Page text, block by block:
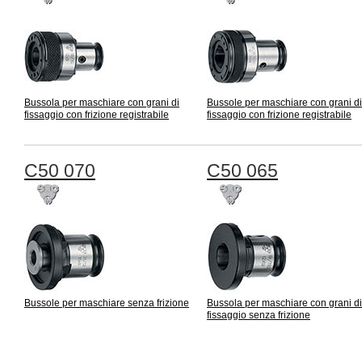
Bussola per maschiare con grani di
fissaggio con frizione registrabile
Bussole per maschiare con grani di
fissaggio con frizione registrabile
C50 070
Bussole per maschiare senza frizione
C50 065
Bussola per maschiare con grani di
fissaggio senza frizione